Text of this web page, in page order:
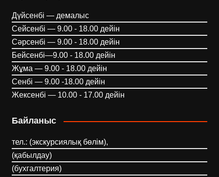
Дүйсенбі — демалыс
Сейсенбі — 9.00 - 18.00 дейін
Сәрсенбі — 9.00 - 18.00 дейін
Бейсенбі—9.00 - 18.00 дейін
Жұма — 9.00 - 18.00 дейін
Сенбі — 9.00 -18.00 дейін
Жексенбі — 10.00 - 17.00 дейін
Байланыс
тел.: (экскурсиялық бөлім),
(қабылдау)
(бухгалтерия)